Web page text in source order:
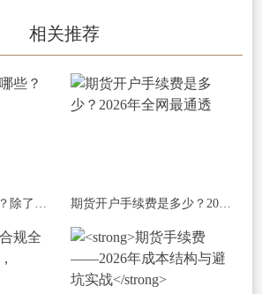
相关推荐
期货交易成本有哪些？除了手续费，这三 期货开户手续费是多少？2026年全网最通透